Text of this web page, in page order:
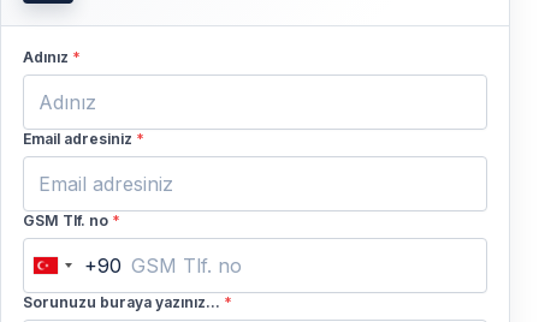
Adınız *
Email adresiniz *
GSM Tlf. no *
Turkey
+90
+90
Sorunuzu buraya yazınız... *